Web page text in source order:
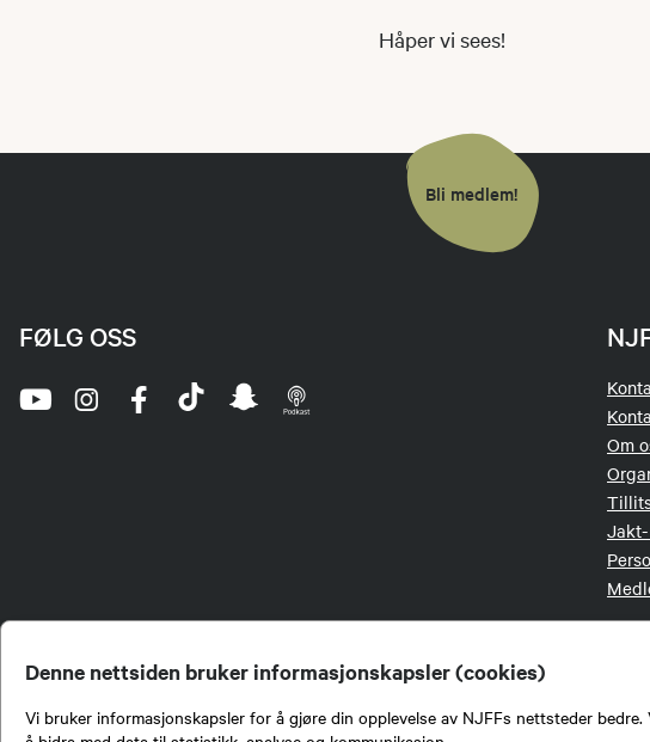
Denne nettsiden bruker informasjonskapsler (cookies)
Vi bruker informasjonskapsler for å gjøre din opplevelse av NJFFs nettsteder bedre.
Håper vi sees!
Bli medlem!
Om
FØLG OSS